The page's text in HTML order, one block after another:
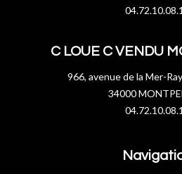
C LOUE C VENDU
966, avenue de la Mer-
34000